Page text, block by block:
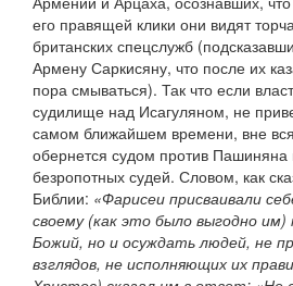
его правящей клики они видят
британских спецслужб
Армену Саркисяну, что после их
пора смываться). Так что если
судилище над Исагуляном, не
самом ближайшем времени, вне
обернется судом против
безропотных судей. Словом, как
Библии: «Фарисеи присваивали
своему (как это было выгодно
Божий, но и осуждать людей, не
взглядов, не исполняющих их